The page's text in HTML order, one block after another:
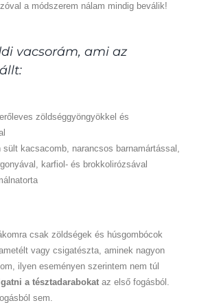
a módszerem nálam mindig beválik!
vacsorám, ami az
zöldséggyöngyökkel és
sült kacsacomb, narancsos barnamártással,
karfiol- és brokkolirózsával
csak zöldségek és húsgombócok
vagy csigatészta, aminek nagyon
ilyen eseményen szerintem nem túl
a tésztadarabokataz első fogásból.
sem.